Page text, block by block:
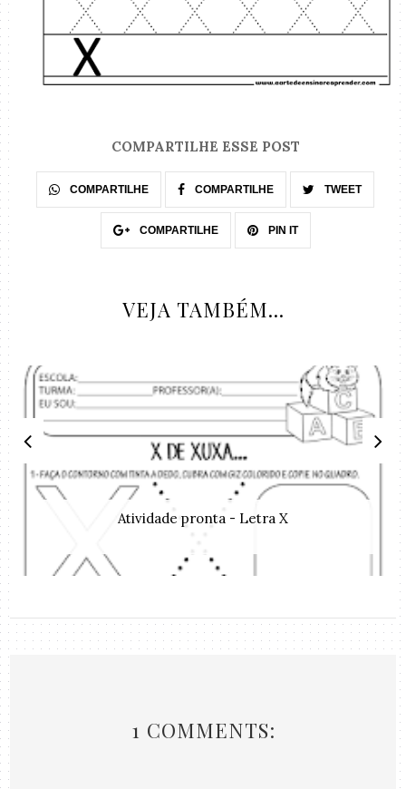
COMPARTILHE ESSE POST
COMPARTILHE COMPARTILHE TWEET
COMPARTILHE PIN IT
VEJA TAMBÉM...
Atividade pronta - Letra X
1 COMMENTS: